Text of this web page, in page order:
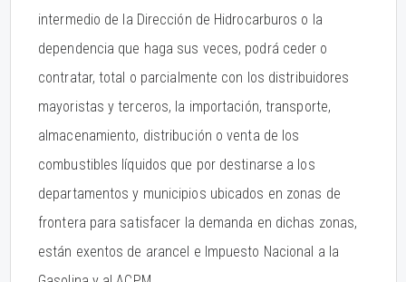
intermedio de la Dirección de Hidrocarburos o la
dependencia que haga sus veces, podrá ceder o
contratar, total o parcialmente con los distribuidores
mayoristas y terceros, la importación, transporte,
almacenamiento, distribución o venta de los
combustibles líquidos que por destinarse a los
departamentos y municipios ubicados en zonas de
frontera para satisfacer la demanda en dichas zonas,
están exentos de arancel e Impuesto Nacional a la